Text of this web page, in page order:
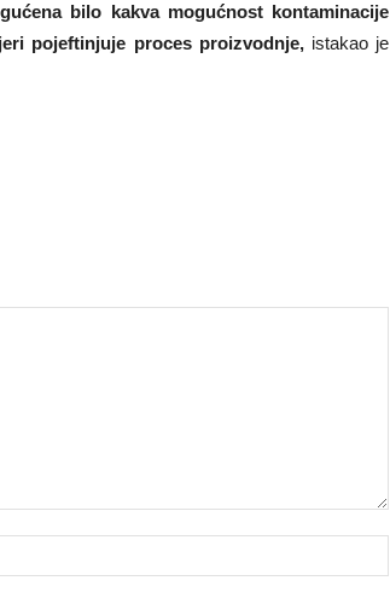
bilo kakva mogućnost kontaminacije
pojeftinjuje proces proizvodnje,istakao je